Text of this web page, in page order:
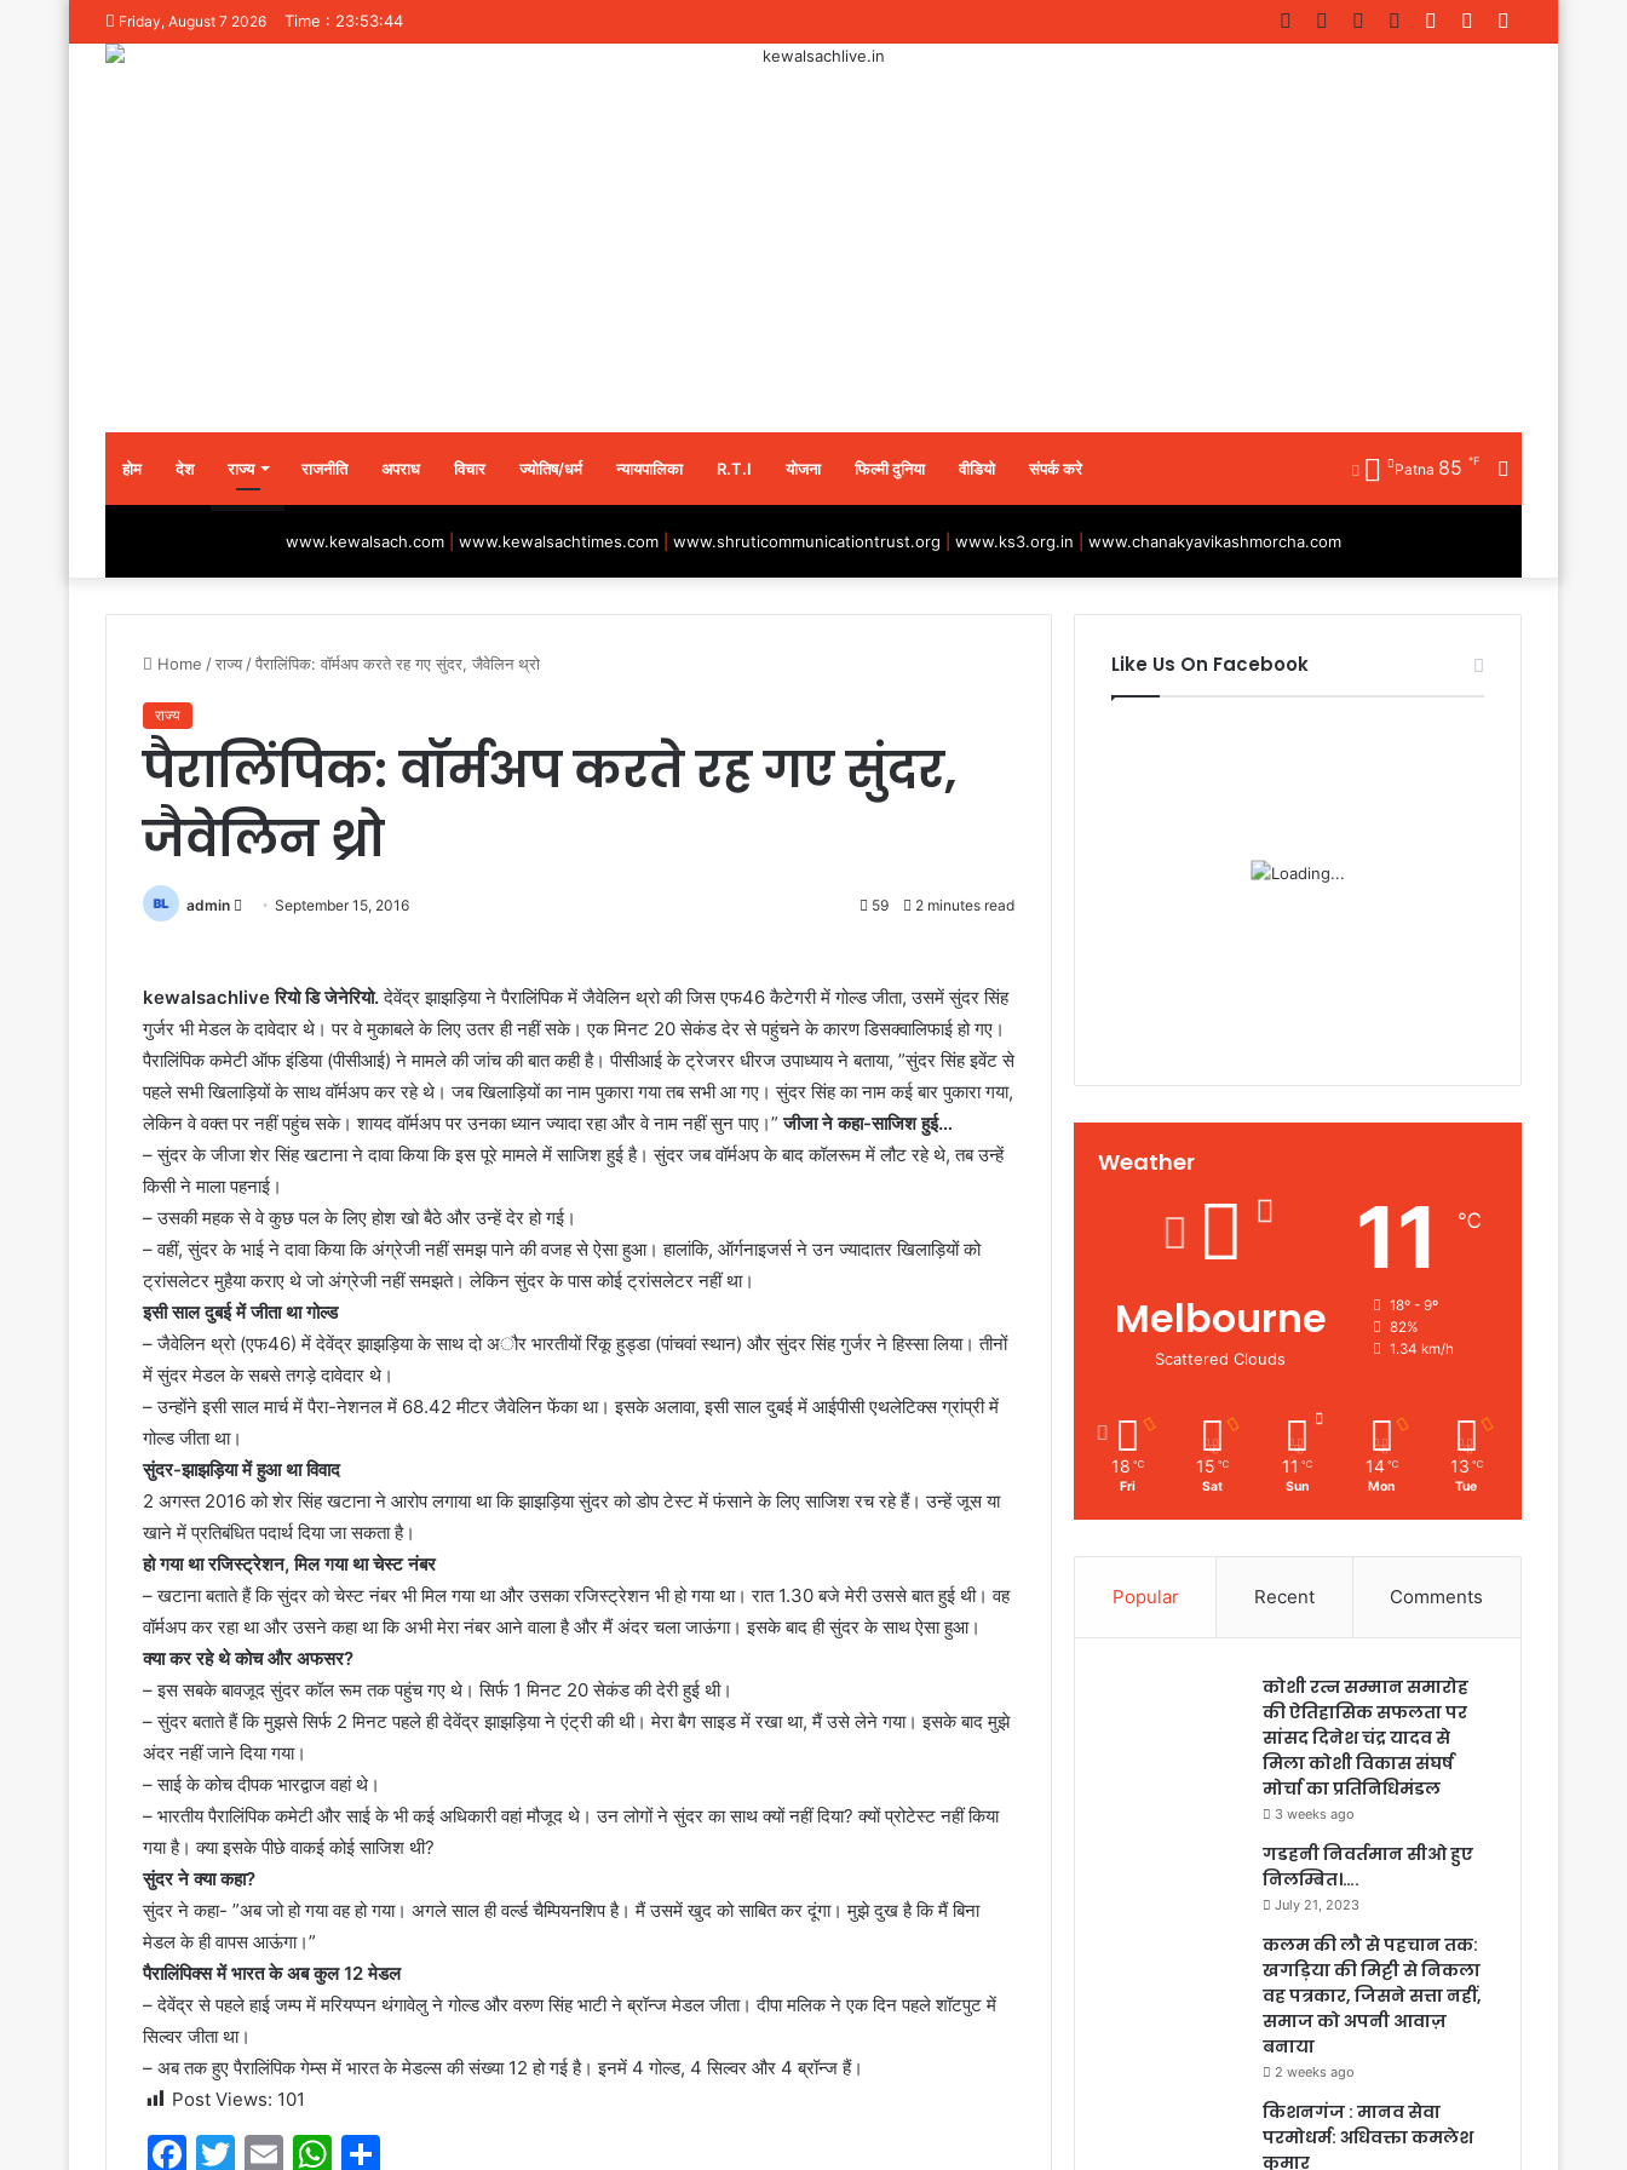
Friday, August 7 2026 Time : 23:53:44
Random
Log
Instagram
YouTube
Twitter
Facebook
होम देश राज्य राजनीति अपराध विचार ज्योतिष/धर्म न्यायपालिका R.T.I योजना फिल्मी दुनिया वीडियो संपर्क करे Patna 85 ℉
www.kewalsach.com www.kewalsachtimes.com www.shruticommunicationtrust.org www.ks3.org.in www.chanakyavikashmorcha.com
Home /राज्य /पैरालिंपिक: वॉर्मअप करते रह गए सुंदर, जैवेलिन थ्रो
राज्य
पैरालिंपिक: वॉर्मअप करते रह गए सुंदर,
जैवेलिन थ्रो
admin
SendSeptember 15, 2016 59 2 minutes read
kewalsachlive रियो डि जेनेरियो.देवेंद्र झाझड़िया ने पैरालिंपिक में जैवेलिन थ्रो की जिस एफ46 कैटेगरी में गोल्ड जीता, उसमें सुंदर सिंह
गुर्जर भी मेडल के दावेदार थे। पर वे मुकाबले के लिए उतर ही नहीं सके। एक मिनट 20 सेकंड देर से पहुंचने के कारण डिसक्वालिफाई हो गए।
पैरालिंपिक कमेटी ऑफ इंडिया (पीसीआई) ने मामले की जांच की बात कही है। पीसीआई के ट्रेजरर धीरज उपाध्याय ने बताया, ”सुंदर सिंह इवेंट से
पहले सभी खिलाड़ियों के साथ वॉर्मअप कर रहे थे। जब खिलाड़ियों का नाम पुकारा गया तब सभी आ गए। सुंदर सिंह का नाम कई बार पुकारा गया,
लेकिन वे वक्त पर नहीं पहुंच सके। शायद वॉर्मअप पर उनका ध्यान ज्यादा रहा और वे नाम नहीं सुन पाए।”जीजा ने कहा-साजिश हुई…
– सुंदर के जीजा शेर सिंह खटाना ने दावा किया कि इस पूरे मामले में साजिश हुई है। सुंदर जब वॉर्मअप के बाद कॉलरूम में लौट रहे थे, तब उन्हें
किसी ने माला पहनाई।
– उसकी महक से वे कुछ पल के लिए होश खो बैठे और उन्हें देर हो गई।
– वहीं, सुंदर के भाई ने दावा किया कि अंग्रेजी नहीं समझ पाने की वजह से ऐसा हुआ। हालांकि, ऑर्गनाइजर्स ने उन ज्यादातर खिलाड़ियों को
ट्रांसलेटर मुहैया कराए थे जो अंग्रेजी नहीं समझते। लेकिन सुंदर के पास कोई ट्रांसलेटर नहीं था।
इसी साल दुबई में जीता था गोल्ड
– जैवेलिन थ्रो (एफ46) में देवेंद्र झाझड़िया के साथ दो अौर भारतीयों रिंकू हुड्डा (पांचवां स्थान) और सुंदर सिंह गुर्जर ने हिस्सा लिया। तीनों
में सुंदर मेडल के सबसे तगड़े दावेदार थे।
– उन्होंने इसी साल मार्च में पैरा-नेशनल में 68.42 मीटर जैवेलिन फेंका था। इसके अलावा, इसी साल दुबई में आईपीसी एथलेटिक्स ग्रांप्री में
गोल्ड जीता था।
सुंदर-झाझड़िया में हुआ था विवाद
2 अगस्त 2016 को शेर सिंह खटाना ने आरोप लगाया था कि झाझड़िया सुंदर को डोप टेस्ट में फंसाने के लिए साजिश रच रहे हैं। उन्हें जूस या
खाने में प्रतिबंधित पदार्थ दिया जा सकता है।
हो गया था रजिस्ट्रेशन, मिल गया था चेस्ट नंबर
– खटाना बताते हैं कि सुंदर को चेस्ट नंबर भी मिल गया था और उसका रजिस्ट्रेशन भी हो गया था। रात 1.30 बजे मेरी उससे बात हुई थी। वह
वॉर्मअप कर रहा था और उसने कहा था कि अभी मेरा नंबर आने वाला है और मैं अंदर चला जाऊंगा। इसके बाद ही सुंदर के साथ ऐसा हुआ।
क्या कर रहे थे कोच और अफसर?
– इस सबके बावजूद सुंदर कॉल रूम तक पहुंच गए थे। सिर्फ 1 मिनट 20 सेकंड की देरी हुई थी।
– सुंदर बताते हैं कि मुझसे सिर्फ 2 मिनट पहले ही देवेंद्र झाझड़िया ने एंट्री की थी। मेरा बैग साइड में रखा था, मैं उसे लेने गया। इसके बाद मुझे
अंदर नहीं जाने दिया गया।
– साई के कोच दीपक भारद्वाज वहां थे।
– भारतीय पैरालिंपिक कमेटी और साई के भी कई अधिकारी वहां मौजूद थे। उन लोगों ने सुंदर का साथ क्यों नहीं दिया? क्यों प्रोटेस्ट नहीं किया
गया है। क्या इसके पीछे वाकई कोई साजिश थी?
सुंदर ने क्या कहा?
सुंदर ने कहा- ”अब जो हो गया वह हो गया। अगले साल ही वर्ल्ड चैम्पियनशिप है। मैं उसमें खुद को साबित कर दूंगा। मुझे दुख है कि मैं बिना
मेडल के ही वापस आऊंगा।”
पैरालिंपिक्स में भारत के अब कुल 12 मेडल
– देवेंद्र से पहले हाई जम्प में मरियप्पन थंगावेलु ने गोल्ड और वरुण सिंह भाटी ने ब्रॉन्ज मेडल जीता। दीपा मलिक ने एक दिन पहले शॉटपुट में
सिल्वर जीता था।
– अब तक हुए पैरालिंपिक गेम्स में भारत के मेडल्स की संख्या 12 हो गई है। इनमें 4 गोल्ड, 4 सिल्वर और 4 ब्रॉन्ज हैं।
Post Views: 101
F
T
E
W
Like Us On Facebook
Weather
Melbourne
Scattered Clouds
11 ℃
18º - 9º
82%
1.34 km/h
18 ℃
Fri
15 ℃
Sat
11 ℃
Sun
14 ℃
Mon
13 ℃
Tue
Popular Recent Comments
कोशी रत्न सम्मान समारोह
की ऐतिहासिक सफलता पर
सांसद दिनेश चंद्र यादव से
मिला कोशी विकास संघर्ष
मोर्चा का प्रतिनिधिमंडल
3 weeks ago
गडहनी निवर्तमान सीओ हुए
निलम्बित।….
July 21, 2023
कलम की लौ से पहचान तक:
खगड़िया की मिट्टी से निकला
वह पत्रकार, जिसने सत्ता नहीं,
समाज को अपनी आवाज़
बनाया
2 weeks ago
किशनगंज : मानव सेवा
परमोधर्म: अधिवक्ता कमलेश
कुमार